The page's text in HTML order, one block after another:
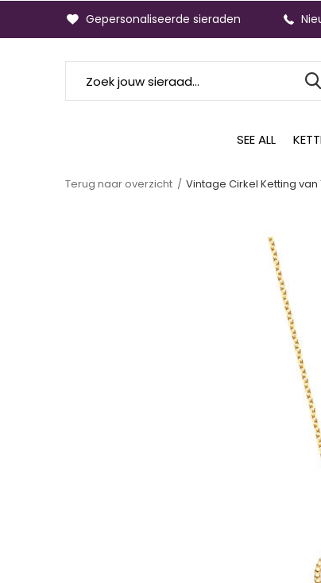
SEE ALL
Gepersonaliseerde sieraden
Terug naar overzicht Vintage Cirkel Ketting van